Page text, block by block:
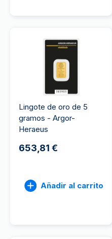
Lingote de oro de 5
gramos - Argor-
Heraeus
653,81 €
Añadir al carrito